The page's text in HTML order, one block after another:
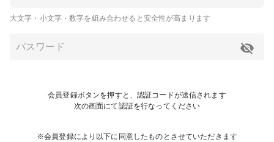
大文字・小文字・数字を組み合わせると安全性が高まります
会員登録ボタンを押すと、認証コードが送信されます
次の画面にて認証を行なってください
※会員登録により以下に同意したものとさせていただきます